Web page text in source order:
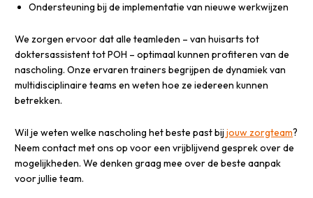
Ondersteuning bij de implementatie van nieuwe werkwijzen
We zorgen ervoor dat alle teamleden – van huisarts tot
doktersassistent tot POH – optimaal kunnen profiteren van de
nascholing. Onze ervaren trainers begrijpen de dynamiek van
multidisciplinaire teams en weten hoe ze iedereen kunnen
betrekken.
Wil je weten welke nascholing het beste past bijjouw zorgteam?
Neem contact met ons op voor een vrijblijvend gesprek over de
mogelijkheden. We denken graag mee over de beste aanpak
voor jullie team.